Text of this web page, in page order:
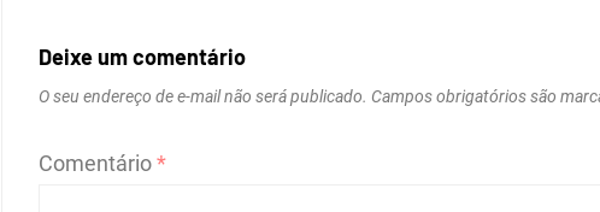
Deixe um comentário
O seu endereço de e-mail não será publicado. Campos obrigatórios são
Comentário*